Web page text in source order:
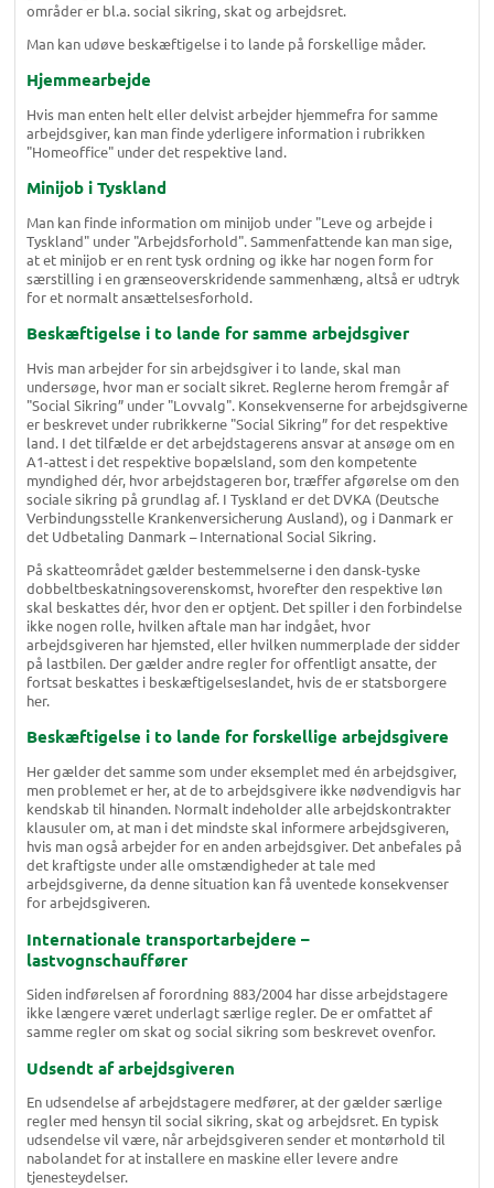
områder er bl.a. social sikring, skat og arbejdsret.
Man kan udøve beskæftigelse i to lande på forskellige måder.
Hjemmearbejde
Hvis man enten helt eller delvist arbejder hjemmefra for samme
arbejdsgiver, kan man finde yderligere information i rubrikken
"Homeoffice" under det respektive land.
Minijob i Tyskland
Man kan finde information om minijob under "Leve og arbejde i
Tyskland" under "Arbejdsforhold". Sammenfattende kan man sige,
at et minijob er en rent tysk ordning og ikke har nogen form for
særstilling i en grænseoverskridende sammenhæng, altså er udtryk
for et normalt ansættelsesforhold.
Beskæftigelse i to lande for samme arbejdsgiver
Hvis man arbejder for sin arbejdsgiver i to lande, skal man
undersøge, hvor man er socialt sikret. Reglerne herom fremgår af
"Social Sikring” under "Lovvalg". Konsekvenserne for arbejdsgiverne
er beskrevet under rubrikkerne "Social Sikring” for det respektive
land. I det tilfælde er det arbejdstagerens ansvar at ansøge om en
A1-attest i det respektive bopælsland, som den kompetente
myndighed dér, hvor arbejdstageren bor, træffer afgørelse om den
sociale sikring på grundlag af. I Tyskland er det DVKA (Deutsche
Verbindungsstelle Krankenversicherung Ausland), og i Danmark er
det Udbetaling Danmark – International Social Sikring.
På skatteområdet gælder bestemmelserne i den dansk-tyske
dobbeltbeskatningsoverenskomst, hvorefter den respektive løn
skal beskattes dér, hvor den er optjent. Det spiller i den forbindelse
ikke nogen rolle, hvilken aftale man har indgået, hvor
arbejdsgiveren har hjemsted, eller hvilken nummerplade der sidder
på lastbilen. Der gælder andre regler for offentligt ansatte, der
fortsat beskattes i beskæftigelseslandet, hvis de er statsborgere
her.
Beskæftigelse i to lande for forskellige arbejdsgivere
Her gælder det samme som under eksemplet med én arbejdsgiver,
men problemet er her, at de to arbejdsgivere ikke nødvendigvis har
kendskab til hinanden. Normalt indeholder alle arbejdskontrakter
klausuler om, at man i det mindste skal informere arbejdsgiveren,
hvis man også arbejder for en anden arbejdsgiver. Det anbefales på
det kraftigste under alle omstændigheder at tale med
arbejdsgiverne, da denne situation kan få uventede konsekvenser
for arbejdsgiveren.
Internationale transportarbejdere –
lastvognschauffører
Siden indførelsen af forordning 883/2004 har disse arbejdstagere
ikke længere været underlagt særlige regler. De er omfattet af
samme regler om skat og social sikring som beskrevet ovenfor.
Udsendt af arbejdsgiveren
En udsendelse af arbejdstagere medfører, at der gælder særlige
regler med hensyn til social sikring, skat og arbejdsret. En typisk
udsendelse vil være, når arbejdsgiveren sender et montørhold til
nabolandet for at installere en maskine eller levere andre
tjenesteydelser.